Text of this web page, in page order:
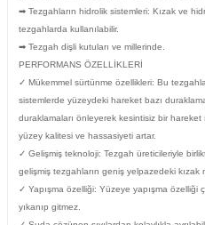
➡ Tezgahların hidrolik sistemleri: Kızak ve
tezgahlarda kullanılabilir.
➡ Tezgah dişli kutuları ve millerinde.
PERFORMANS ÖZELLİKLERİ
✓ Mükemmel sürtünme özellikleri: Bu
sistemlerde yüzeydeki hareket bazı
duraklamaları önleyerek kesintisiz bir
yüzey kalitesi ve hassasiyeti artar.
✓ Gelişmiş teknoloji: Tezgah üreticileriyle
gelişmiş tezgahların geniş yelpazedeki kızak
✓ Yapışma özelliği: Yüzeye yapışma özelliği
yıkanıp gitmez.